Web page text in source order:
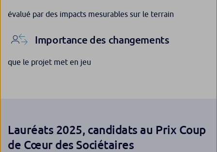
évalué par des impacts mesurables sur le terrain
Importance des changements
que le projet met en jeu
Lauréats 2025, candidats au Prix Coup
de Cœur des Sociétaires